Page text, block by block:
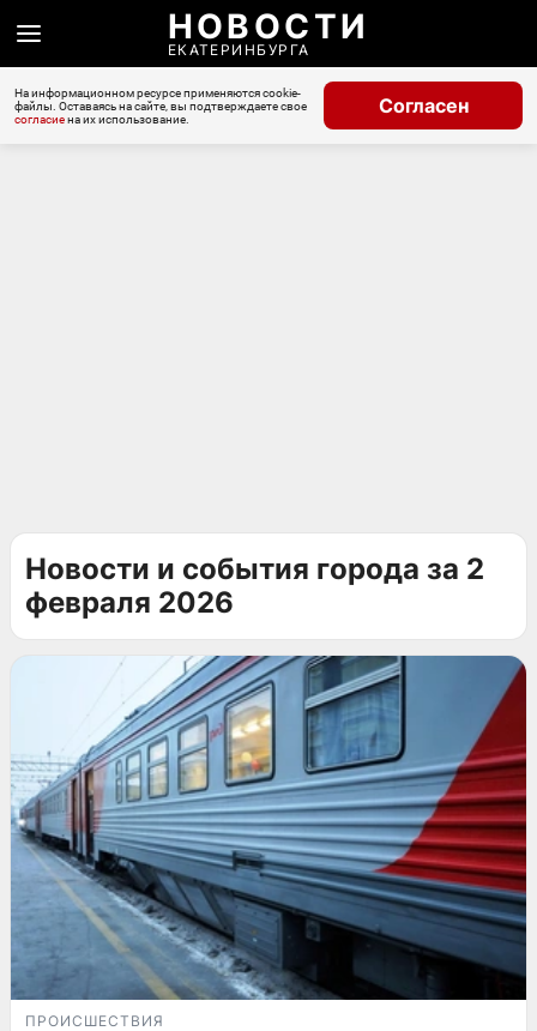
НОВОСТИ
ЕКАТЕРИНБУРГА
На информационном ресурсе применяются cookie-
файлы. Оставаясь на сайте, вы подтверждаете свое
согласиена их использование.
Согласен
Новости и события города за 2
февраля 2026
ПРОИСШЕСТВИЯ